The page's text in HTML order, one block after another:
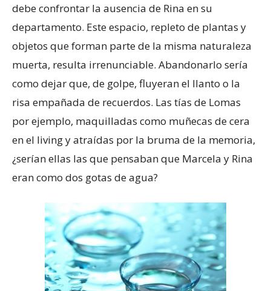
debe confrontar la ausencia de Rina en su
departamento. Este espacio, repleto de plantas y
objetos que forman parte de la misma naturaleza
muerta, resulta irrenunciable. Abandonarlo sería
como dejar que, de golpe, fluyeran el llanto o la
risa empañada de recuerdos. Las tías de Lomas
por ejemplo, maquilladas como muñecas de cera
en el living y atraídas por la bruma de la memoria,
¿serían ellas las que pensaban que Marcela y Rina
eran como dos gotas de agua?